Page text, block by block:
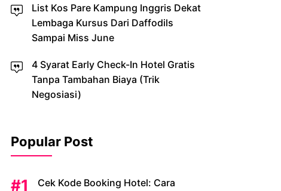
List Kos Pare Kampung Inggris Dekat
Lembaga Kursus Dari Daffodils
Sampai Miss June
4 Syarat Early Check-In Hotel Gratis
Tanpa Tambahan Biaya (Trik
Negosiasi)
Popular Post
Cek Kode Booking Hotel: Cara